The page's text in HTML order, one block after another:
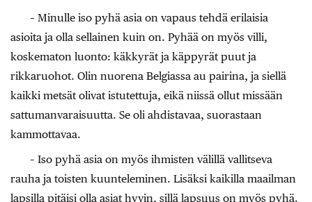
– Minulle iso pyhä asia on vapaus tehdä erilaisia
asioita ja olla sellainen kuin on. Pyhää on myös villi,
koskematon luonto: käkkyrät ja käppyrät puut ja
rikkaruohot. Olin nuorena Belgiassa au pairina, ja siellä
kaikki metsät olivat istutettuja, eikä niissä ollut missään
sattumanvaraisuutta. Se oli ahdistavaa, suorastaan
kammottavaa.
– Iso pyhä asia on myös ihmisten ­välillä vallitseva
rauha ja toisten kuunteleminen. ­Lisäksi kaikilla maailman
lapsilla pitäisi olla ­asiat hyvin, sillä lapsuus on myös pyhä.